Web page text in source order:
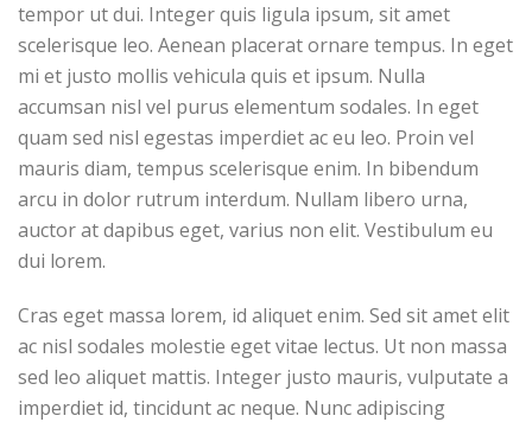
tempor ut dui. Integer quis ligula ipsum, sit amet
scelerisque leo. Aenean placerat ornare tempus. In eget
mi et justo mollis vehicula quis et ipsum. Nulla
accumsan nisl vel purus elementum sodales. In eget
quam sed nisl egestas imperdiet ac eu leo. Proin vel
mauris diam, tempus scelerisque enim. In bibendum
arcu in dolor rutrum interdum. Nullam libero urna,
auctor at dapibus eget, varius non elit. Vestibulum eu
dui lorem.
Cras eget massa lorem, id aliquet enim. Sed sit amet elit
ac nisl sodales molestie eget vitae lectus. Ut non massa
sed leo aliquet mattis. Integer justo mauris, vulputate a
imperdiet id, tincidunt ac neque. Nunc adipiscing